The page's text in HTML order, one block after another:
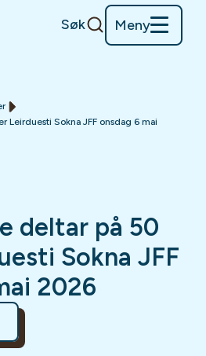
Søk Meny
Leirduesti Sokna JFF onsdag 6 mai
deltar på 50
Sokna JFF
2026